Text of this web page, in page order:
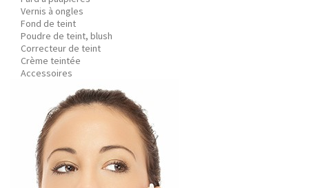
Vernis à ongles
Fond de teint
Poudre de teint, blush
Correcteur de teint
Crème teintée
Accessoires